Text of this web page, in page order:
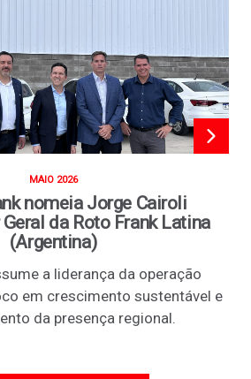
MAIO 2026
nomeia Jorge Cairoli
da Roto Frank Latina
(Argentina)
a liderança da operação
em crescimento sustentável e
da presença regional.